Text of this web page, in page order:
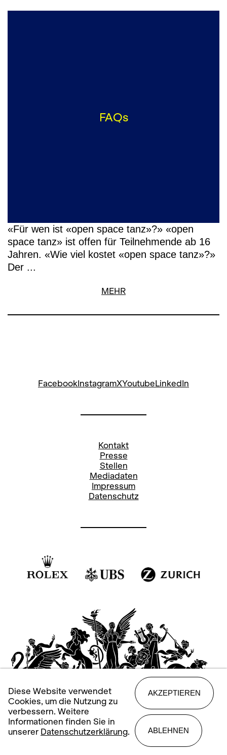
FAQs
«Für wen ist «open space tanz»?» «open
space tanz» ist offen für Teilnehmende ab 16
Jahren. «Wie viel kostet «open space tanz»?»
Der ...
MEHR
Facebook InstagramXYoutube LinkedIn
Kontakt
Presse
Stellen
Mediadaten
Impressum
Datenschutz
Diese Website verwendet
Cookies, um die Nutzung zu
verbessern. Weitere
Informationen finden Sie in
unserer Datenschutzerklärung.
AKZEPTIEREN
ABLEHNEN